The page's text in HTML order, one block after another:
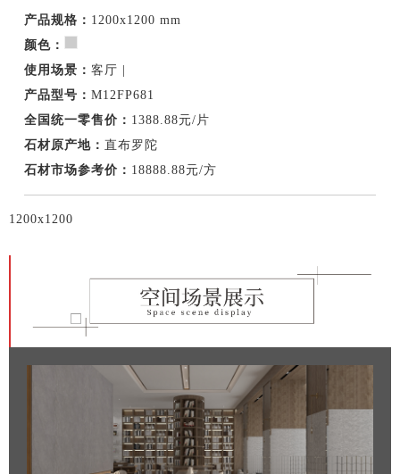
产品规格： 1200x1200 mm
颜色：
使用场景：客厅 |
产品型号：M12FP681
全国统一零售价： 1388.88元/片
石材原产地：直布罗陀
石材市场参考价： 18888.88元/方
1200x1200